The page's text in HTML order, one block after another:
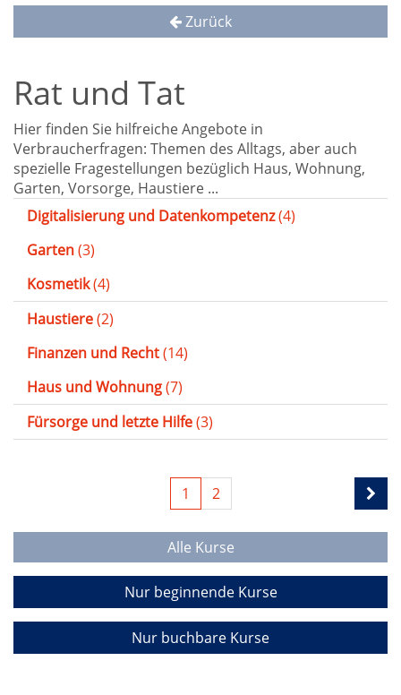
Zurück
Rat und Tat
Hier finden Sie hilfreiche Angebote in
Verbraucherfragen: Themen des Alltags, aber auch
spezielle Fragestellungen bezüglich Haus, Wohnung,
Garten, Vorsorge, Haustiere ...
Digitalisierung und Datenkompetenz(4)
Garten(3)
Kosmetik(4)
Haustiere(2)
Finanzen und Recht(14)
Haus und Wohnung(7)
Fürsorge und letzte Hilfe(3)
1 2
Alle Kurse
Nur beginnende Kurse
Nur buchbare Kurse